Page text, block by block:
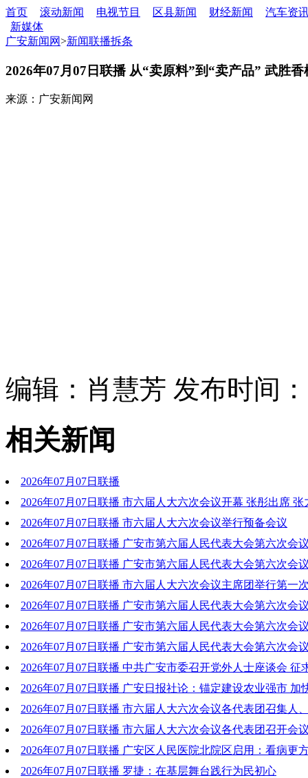
首页 滚动新闻 电视节目 区县新闻 财经新闻
汽车资
新媒体
广安新闻网>新闻联播拆条
2026年07月07日联播 从“卖原料”到“卖产品” 武胜
来源：广安新闻网
编辑：肖慧芳 发布时间
相关新闻
2026年07月07日联播
2026年07月07日联播 市六届人大六次会议开幕 张彤出席 张
德周杰参加
2026年07月07日联播 市六届人大六次会议举行预备会议
2026年07月07日联播 广安市第六届人民代表大会第六次会
2026年07月07日联播 广安市第六届人民代表大会第六次会
秘书长名单
2026年07月07日联播 市六届人大六次会议主席团举行第一
会议2026年07月07日联播 广安市第六届人民代表大会第六次会
务主席名单
2026年07月07日联播 广安市第六届人民代表大会第六次会
名单2026年07月07日联播 广安市第六届人民代表大会第六次会
名单2026年07月07日联播 中共广安市委召开党外人士座谈会 征
届十三次全会文件的意见建议 张彤主持并讲话 甘用德周杰出席
2026年07月07日联播 广安日报社论：锚定建设农业强市 加
农村现代化
2026年07月07日联播 市六届人大六次会议各代表团召集人
负责人会议召开
2026年07月07日联播 市六届人大六次会议各代表团召开会
2026年07月07日联播 广安区人民医院北院区启用：看病更
放心2026年07月07日联播 罗捷：在基层舞台践行为民初心